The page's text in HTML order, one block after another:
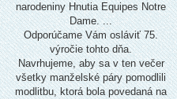
narodeniny Hnutia Equipes Notre
Dame. ...
Odporúčame Vám osláviť 75.
výročie tohto dňa.
Navrhujeme, aby sa v ten večer
všetky manželské páry pomodlili
modlitbu, ktorá bola povedaná na